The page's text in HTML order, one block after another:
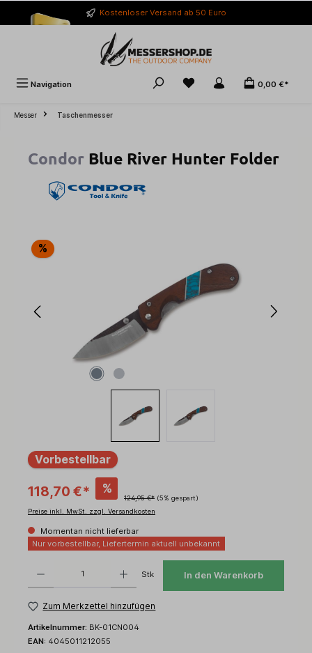
springen Kostenloser Versand ab 50 Euro
Navigation 0,00 €*
Messer Taschenmesser
Condor Blue River Hunter Folder
Bildergalerie überspringen
%
Vorbestellbar
118,70 €* %
124,95 €* (5% gespart)
Preise inkl. MwSt. zzgl. Versandkosten
Momentan nicht lieferbar
Nur vorbestellbar, Liefertermin aktuell unbekannt
Stk In den Warenkorb
Zum Merkzettel hinzufügen
Artikelnummer: BK-01CN004
EAN: 4045011212055